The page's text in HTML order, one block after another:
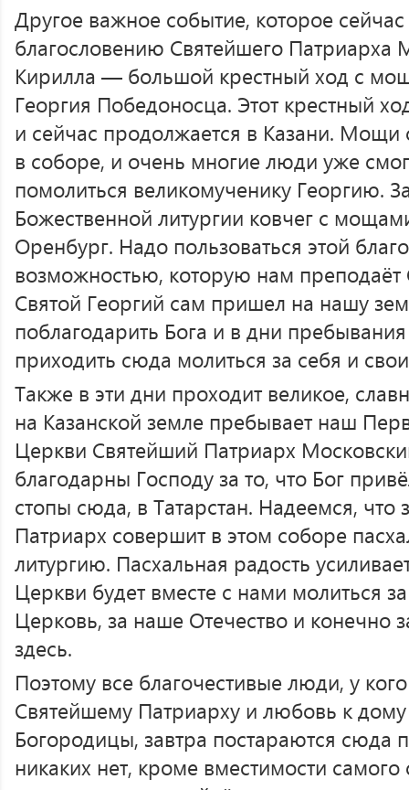
Другое важное событие, которое
благословению Святейшего Патриарха
Кирилла — большой крестный ход с
Георгия Победоносца. Этот крестный
и сейчас продолжается в Казани. Мощи
в соборе, и очень многие люди уже
помолиться великомученику Георгию.
Божественной литургии ковчег с
Оренбург. Надо пользоваться этой
возможностью, которую нам
Святой Георгий сам пришел на нашу
поблагодарить Бога и в дни
приходить сюда молиться за себя и
Также в эти дни проходит великое,
на Казанской земле пребывает наш
Церкви Святейший Патриарх
благодарны Господу за то, что Бог
стопы сюда, в Татарстан. Надеемся, что
Патриарх совершит в этом соборе
литургию. Пасхальная радость
Церкви будет вместе с нами молиться
Церковь, за наше Отечество и конечно
здесь.
Поэтому все благочестивые люди, у
Святейшему Патриарху и любовь к
Богородицы, завтра постараются сюда
никаких нет, кроме вместимости